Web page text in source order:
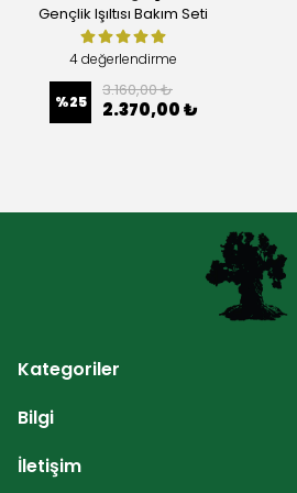
Gençlik Işıltısı Bakım Seti
4 değerlendirme
%25
3.160,00 ₺
2.370,00 ₺
Kategoriler
Bilgi
İletişim